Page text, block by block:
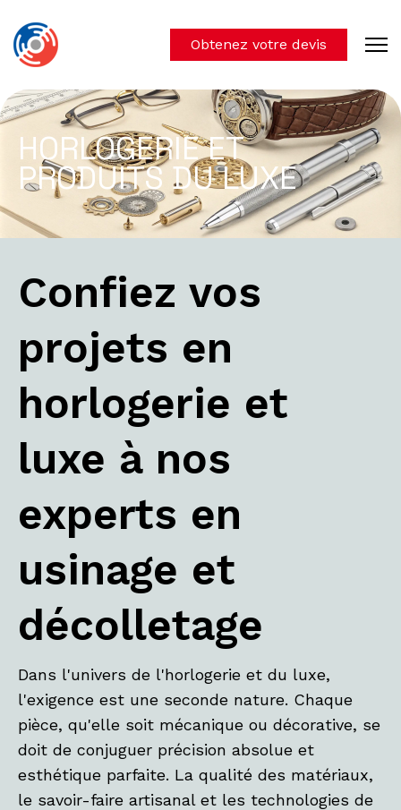
Obtenez votre devis
HORLOGERIE ET
PRODUITS DU LUXE
Confiez vos
projets en
horlogerie et
luxe à nos
experts en
usinage et
décolletage
Dans l'univers de l'horlogerie et du luxe,
l'exigence est une seconde nature. Chaque
pièce, qu'elle soit mécanique ou décorative, se
doit de conjuguer précision absolue et
esthétique parfaite. La qualité des matériaux,
le savoir-faire artisanal et les technologies de